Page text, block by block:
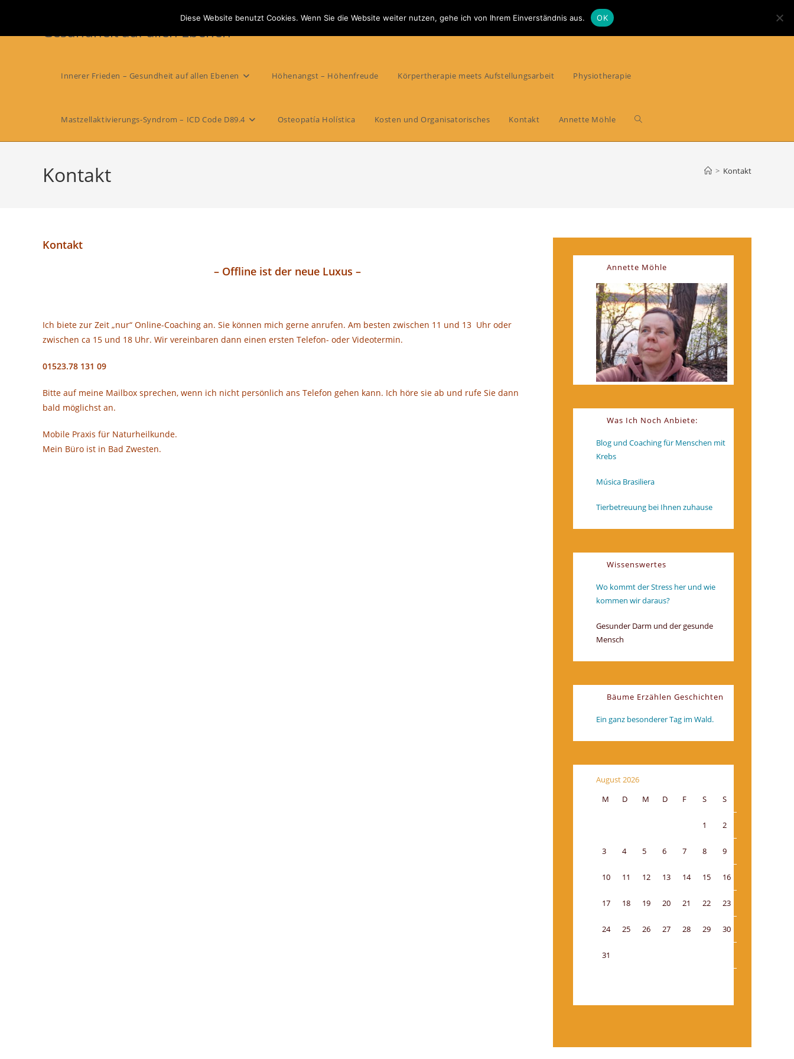
springen
Gesundheit auf allen Ebenen
Innerer Frieden – Gesundheit auf allen Ebenen Höhenangst – Höhenfreude Körpertherapie meets Aufstellungsarbeit Physiotherapie
Mastzellaktivierungs-Syndrom – ICD Code D89.4 Osteopatía Holística Kosten und Organisatorisches Kontakt Annette Möhle Website-
Kontakt > Kontakt
Kontakt
– Offline ist der neue Luxus –
Ich biete zur Zeit „nur“ Online-Coaching an. Sie können mich gerne anrufen. Am besten zwischen 11 und 13 Uhr oder
zwischen ca 15 und 18 Uhr. Wir vereinbaren dann einen ersten Telefon- oder Videotermin.
01523.78 131 09
Bitte auf meine Mailbox sprechen, wenn ich nicht persönlich ans Telefon gehen kann. Ich höre sie ab und rufe Sie dann
bald möglichst an.
Mobile Praxis für Naturheilkunde.
Mein Büro ist in Bad Zwesten.
Annette Möhle
Was Ich Noch Anbiete:
Blog und Coaching für Menschen mit
Krebs
Música Brasiliera
Tierbetreuung bei Ihnen zuhause
Wissenswertes
Wo kommt der Stress her und wie
kommen wir daraus?
Gesunder Darm und der gesunde
Mensch
Bäume Erzählen Geschichten
Ein ganz besonderer Tag im Wald.
August 2026
M
D M D F S S
1 2
3 4 5 6 7 8 9
10 11 12 13 14 15 16
17 18 19 20 21 22 23
24 25 26 27 28 29 30
31
Diese Website benutzt Cookies. Wenn Sie die Website weiter nutzen, gehe ich von Ihrem Einverständnis aus. OK